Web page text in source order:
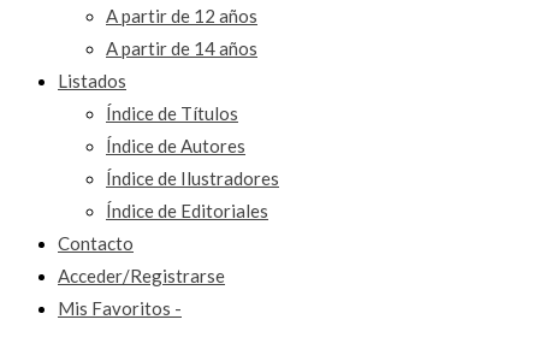
A partir de 12 años
A partir de 14 años
Listados
Índice de Títulos
Índice de Autores
Índice de Ilustradores
Índice de Editoriales
Contacto
Acceder/Registrarse
Mis Favoritos -